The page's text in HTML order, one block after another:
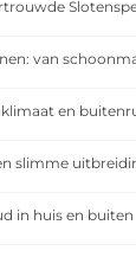
van
en
slimme
in huis en buiten